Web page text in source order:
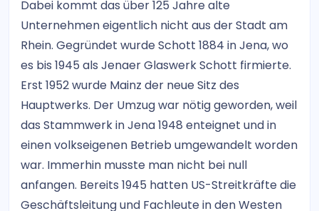
Dabei kommt das über 125 Jahre alte
Unternehmen eigentlich nicht aus der Stadt am
Rhein. Gegründet wurde Schott 1884 in Jena, wo
es bis 1945 als Jenaer Glaswerk Schott firmierte.
Erst 1952 wurde Mainz der neue Sitz des
Hauptwerks. Der Umzug war nötig geworden, weil
das Stammwerk in Jena 1948 enteignet und in
einen volkseigenen Betrieb umgewandelt worden
war. Immerhin musste man nicht bei null
anfangen. Bereits 1945 hatten US-Streitkräfte die
Geschäftsleitung und Fachleute in den Westen